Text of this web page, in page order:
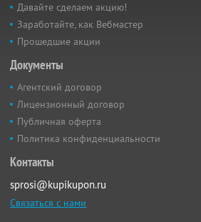
Давайте сделаем акцию!
Заработайте, как Вебмастер
Прошедшие акции
Документы
Агентский договор
Лицензионный договор
Публичная оферта
Политика конфиденциальности
Контакты
sprosi@kupikupon.ru
Связаться с нами